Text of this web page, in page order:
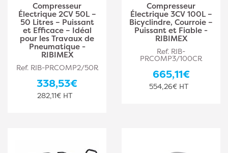
Compresseur
Électrique 2CV 50L –
50 Litres – Puissant
et Efficace – Idéal
pour les Travaux de
Pneumatique -
RIBIMEX
Ref. RIB-PRCOMP2/50R
338,53€
282,11€ HT
Compresseur
Électrique 3CV 100L –
Bicyclindre, Courroie –
Puissant et Fiable -
RIBIMEX
Ref. RIB-
PRCOMP3/100CR
665,11€
554,26€ HT